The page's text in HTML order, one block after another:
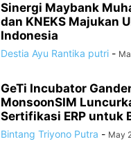
Sinergi Maybank
dan KNEKS Majukan
Indonesia
Destia Ayu Rantika putri -
GeTi Incubator
MonsoonSIM
Sertifikasi ERP untuk
Bintang Triyono Putra - May